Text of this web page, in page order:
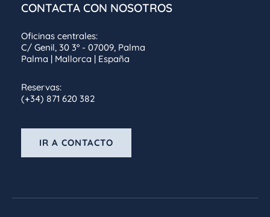
CONTACTA CON NOSOTROS
Oficinas centrales:
C/ Genil, 30 3º - 07009, Palma
Palma | Mallorca | España
Reservas:
(+34) 871 620 382
IR A CONTACTO